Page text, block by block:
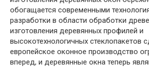
обогащается современными
разработки в области обработки
изготовления деревянных профилей и
высокотехнологичных стеклопакетов
европейское оконное производство
вперед, и деревянные окна теперь